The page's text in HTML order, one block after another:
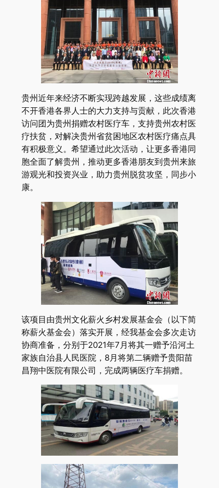
贵州近年来经济不断实现跨越发展，这些成绩离
不开香港各界人士的大力支持与贡献，此次香港
访问团为贵州捐赠农村医疗车，支持贵州农村医
疗扶贫，对解决贵州省贫困地区农村医疗痛点具
有积极意义。希望通过此次活动，让更多香港同
胞全面了解贵州，推动更多香港朋友到贵州来旅
游观光和投资兴业，助力贵州脱贫攻坚，同步小
康。
该项目由贵州文化薪火乡村发展基金会（以下简
称薪火基金会）落实开展，经我基金会多次走访
协商准备，分别于2021年7月将其一赠予沿河土
家族自治县人民医院，8月将第二辆赠予贵阳苗
昌翔中医院有限公司，完成两辆医疗车捐赠。